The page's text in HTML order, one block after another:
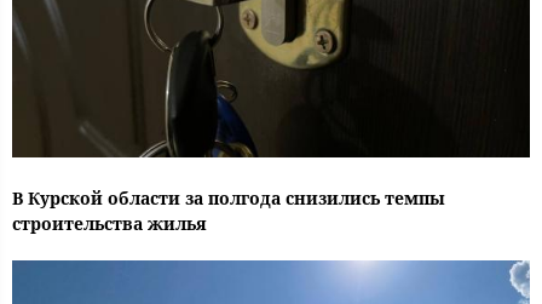
В Курской области за полгода снизились темпы
строительства жилья